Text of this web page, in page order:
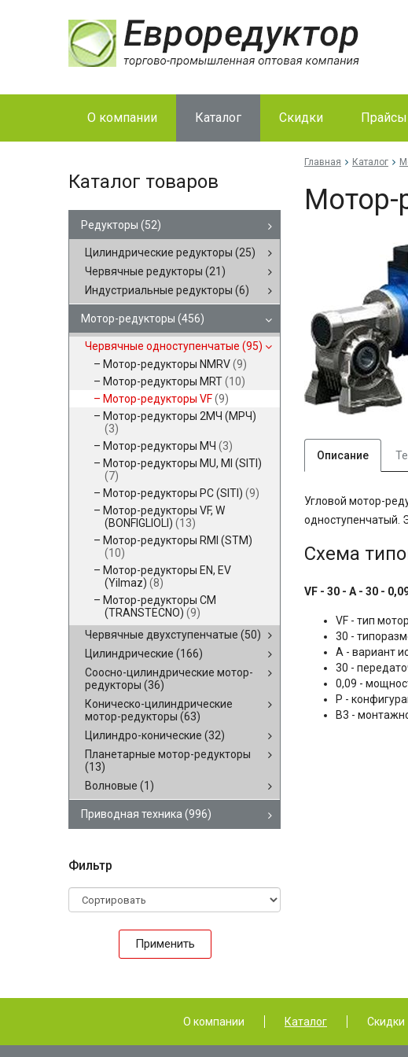
О компании Каталог Скидки Прайсы
Каталог товаров
Редукторы (52)
Цилиндрические редукторы (25)
Червячные редукторы (21)
Индустриальные редукторы (6)
Мотор-редукторы (456)
Червячные одноступенчатые (95)
Мотор-редукторы NMRV(9)
Мотор-редукторы MRT(10)
Мотор-редукторы VF(9)
Мотор-редукторы 2МЧ (МРЧ)
(3)
Мотор-редукторы МЧ (3)
Мотор-редукторы MU, MI (SITI)
(7)
Мотор-редукторы PC (SITI) (9)
Мотор-редукторы VF, W
(BONFIGLIOLI) (13)
Мотор-редукторы RMI (STM)
(10)
Мотор-редукторы EN, EV
(Yilmaz) (8)
Мотор-редукторы CM
(TRANSTECNO) (9)
Червячные двухступенчатые (50)
Цилиндрические (166)
Соосно-цилиндрические мотор-
редукторы (36)
Коническо-цилиндрические
мотор-редукторы (63)
Цилиндро-конические (32)
Планетарные мотор-редукторы
(13)
Волновые (1)
Приводная техника (996)
Фильтр
Применить
Главная Каталог
Мотор-
Описание
Угловой мотор-
одноступенчатый.
Схема
VF - 30 - A - 30 -
VF - тип
30 -
A - вариант
30 -
0,09 -
P -
B3 -
О компании Каталог Скидки